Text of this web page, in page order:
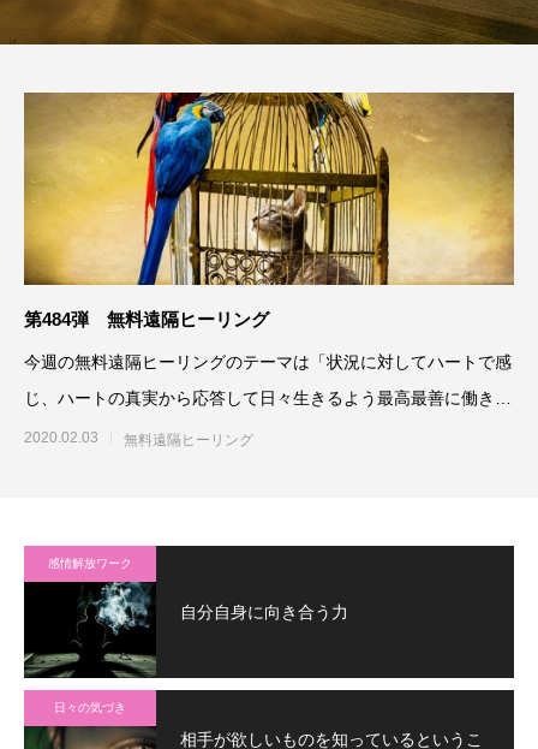
第484弾 無料遠隔ヒーリング
今週の無料遠隔ヒーリングのテーマは「状況に対してハートで感
じ、ハートの真実から応答して日々生きるよう最高最善に働きか
ける」です。参加される方
2020.02.03 無料遠隔ヒーリング
感情解放ワーク
自分自身に向き合う力
日々の気づき
相手が欲しいものを知っているというこ